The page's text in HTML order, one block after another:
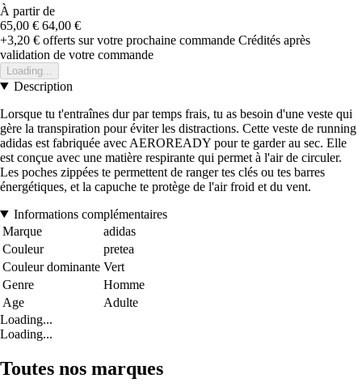
À partir de
65,00 € 64,00 €
+3,20 € offerts sur votre prochaine commande Crédités après
validation de votre commande
Loading...
Description
Lorsque tu t'entraînes dur par temps frais, tu as besoin d'une veste qui
gère la transpiration pour éviter les distractions. Cette veste de running
adidas est fabriquée avec AEROREADY pour te garder au sec. Elle
est conçue avec une matière respirante qui permet à l'air de circuler.
Les poches zippées te permettent de ranger tes clés ou tes barres
énergétiques, et la capuche te protège de l'air froid et du vent.
Informations complémentaires
Marque
adidas
Couleur
pretea
Couleur dominante Vert
Genre
Homme
Age
Adulte
Loading...
Loading...
Toutes nos marques